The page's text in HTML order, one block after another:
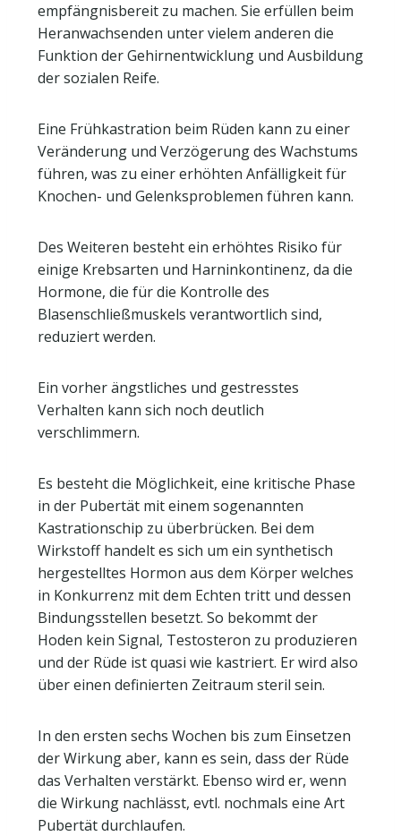
empfängnisbereit zu machen. Sie erfüllen beim
Heranwachsenden unter vielem anderen die
Funktion der Gehirnentwicklung und Ausbildung
der sozialen Reife.
Eine Frühkastration beim Rüden kann zu einer
Veränderung und Verzögerung des Wachstums
führen, was zu einer erhöhten Anfälligkeit für
Knochen- und Gelenksproblemen führen kann.
Des Weiteren besteht ein erhöhtes Risiko für
einige Krebsarten und Harninkontinenz, da die
Hormone, die für die Kontrolle des
Blasenschließmuskels verantwortlich sind,
reduziert werden.
Ein vorher ängstliches und gestresstes
Verhalten kann sich noch deutlich
verschlimmern.
Es besteht die Möglichkeit, eine kritische Phase
in der Pubertät mit einem sogenannten
Kastrationschip zu überbrücken. Bei dem
Wirkstoff handelt es sich um ein synthetisch
hergestelltes Hormon aus dem Körper welches
in Konkurrenz mit dem Echten tritt und dessen
Bindungsstellen besetzt. So bekommt der
Hoden kein Signal, Testosteron zu produzieren
und der Rüde ist quasi wie kastriert. Er wird also
über einen definierten Zeitraum steril sein.
In den ersten sechs Wochen bis zum Einsetzen
der Wirkung aber, kann es sein, dass der Rüde
das Verhalten verstärkt. Ebenso wird er, wenn
die Wirkung nachlässt, evtl. nochmals eine Art
Pubertät durchlaufen.